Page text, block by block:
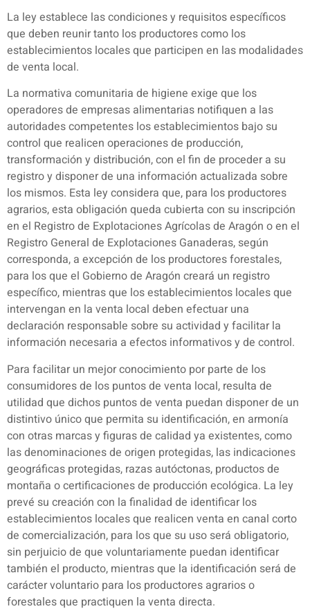
La ley establece las condiciones y requisitos específicos
que deben reunir tanto los productores como los
establecimientos locales que participen en las modalidades
de venta local.
La normativa comunitaria de higiene exige que los
operadores de empresas alimentarias notifiquen a las
autoridades competentes los establecimientos bajo su
control que realicen operaciones de producción,
transformación y distribución, con el fin de proceder a su
registro y disponer de una información actualizada sobre
los mismos. Esta ley considera que, para los productores
agrarios, esta obligación queda cubierta con su inscripción
en el Registro de Explotaciones Agrícolas de Aragón o en el
Registro General de Explotaciones Ganaderas, según
corresponda, a excepción de los productores forestales,
para los que el Gobierno de Aragón creará un registro
específico, mientras que los establecimientos locales que
intervengan en la venta local deben efectuar una
declaración responsable sobre su actividad y facilitar la
información necesaria a efectos informativos y de control.
Para facilitar un mejor conocimiento por parte de los
consumidores de los puntos de venta local, resulta de
utilidad que dichos puntos de venta puedan disponer de un
distintivo único que permita su identificación, en armonía
con otras marcas y figuras de calidad ya existentes, como
las denominaciones de origen protegidas, las indicaciones
geográficas protegidas, razas autóctonas, productos de
montaña o certificaciones de producción ecológica. La ley
prevé su creación con la finalidad de identificar los
establecimientos locales que realicen venta en canal corto
de comercialización, para los que su uso será obligatorio,
sin perjuicio de que voluntariamente puedan identificar
también el producto, mientras que la identificación será de
carácter voluntario para los productores agrarios o
forestales que practiquen la venta directa.